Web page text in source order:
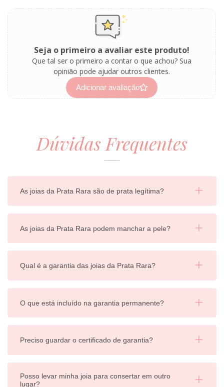
Seja o primeiro a avaliar este produto!
Que tal ser o primeiro a contar o que achou? Sua
opinião pode ajudar outros clientes.
Adicionar avaliação
Dúvidas Frequentes
As joias da Prata Rara são de prata legítima?
As joias da Prata Rara podem manchar a pele?
Qual é a garantia das joias da Prata Rara?
O que está incluído na garantia permanente?
Preciso guardar o certificado de garantia?
Posso levar minha joia para consertar em outro
lugar?